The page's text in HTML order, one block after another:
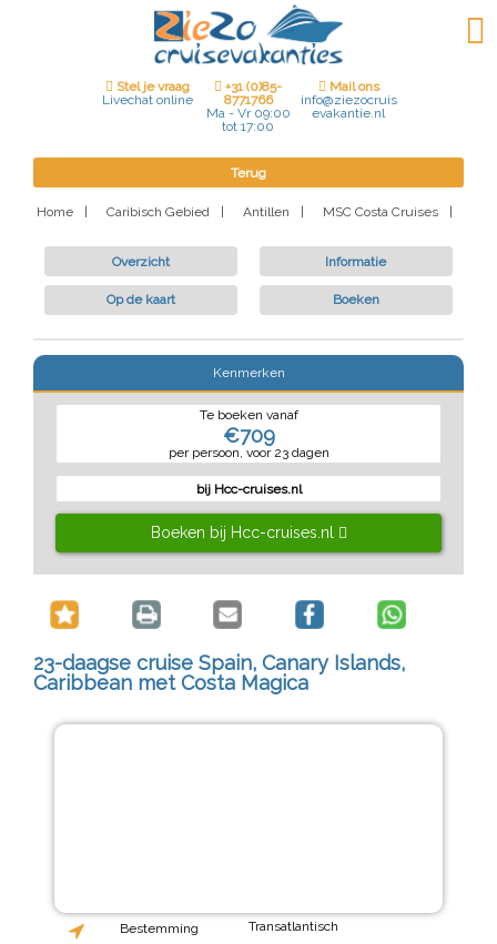
Stel je vraag
Livechat online
+31 (0)85-
8771766
Ma - Vr 09:00
tot 17:00
Mail ons
info@ziezocruis
evakantie.nl
Terug
Home Caribisch Gebied Antillen MSC Costa Cruises
Overzicht Informatie
Op de kaart Boeken
Kenmerken
Te boeken vanaf
€709
per persoon, voor 23 dagen
bij Hcc-cruises.nl
Boeken bij Hcc-cruises.nl
23-daagse cruise Spain, Canary Islands,
Caribbean met Costa Magica
Bestemming
Transatlantisch